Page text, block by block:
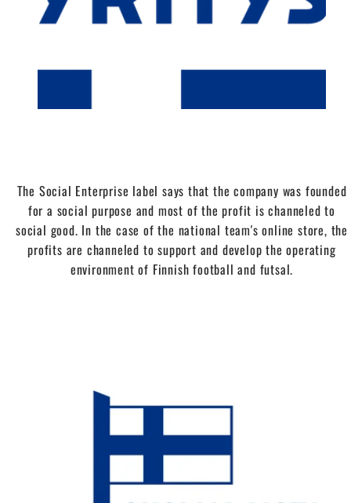
The Social Enterprise label says that the company was founded
for a social purpose and most of the profit is channeled to
social good. In the case of the national team's online store, the
profits are channeled to support and develop the operating
environment of Finnish football and futsal.